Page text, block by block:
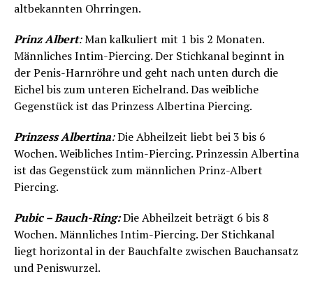
altbekannten Ohrringen.
Prinz Albert:Man kalkuliert mit 1 bis 2 Monaten.
Männliches Intim-Piercing. Der Stichkanal beginnt in
der Penis-Harnröhre und geht nach unten durch die
Eichel bis zum unteren Eichelrand. Das weibliche
Gegenstück ist das Prinzess Albertina Piercing.
Prinzess Albertina:Die Abheilzeit liebt bei 3 bis 6
Wochen. Weibliches Intim-Piercing. Prinzessin Albertina
ist das Gegenstück zum männlichen Prinz-Albert
Piercing.
Pubic – Bauch-Ring:Die Abheilzeit beträgt 6 bis 8
Wochen. Männliches Intim-Piercing. Der Stichkanal
liegt horizontal in der Bauchfalte zwischen Bauchansatz
und Peniswurzel.